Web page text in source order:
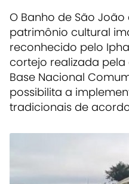
O Banho de São
patrimônio cultural
reconhecido pelo
cortejo realizada
Base Nacional
possibilita a
tradicionais de